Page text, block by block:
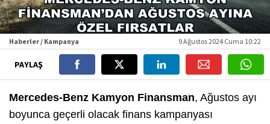
Haberler / Kampanya 9 Ağustos 2024 Cuma 10:22
PAYLAŞ
Mercedes-Benz Kamyon Finansman, Ağustos ayı
boyunca geçerli olacak finans kampanyası